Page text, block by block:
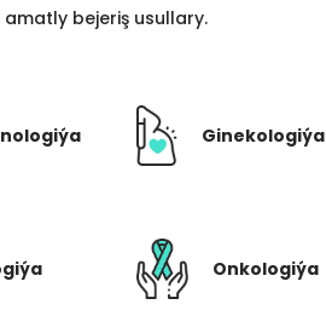
bejeriş usullary.
Ginekologiýa
Onkologiýa